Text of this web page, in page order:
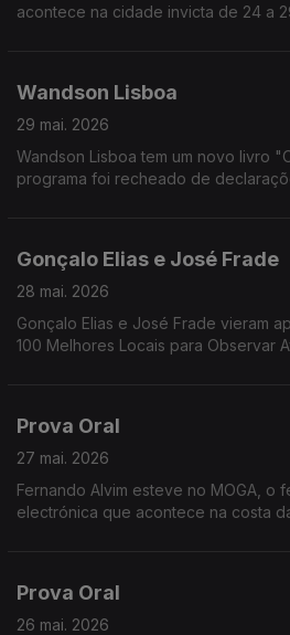
acontece na cidade invicta de 24 a
Wandson Lisboa
29 mai. 2026
Wandson Lisboa tem um novo livro
programa foi recheado de
Gonçalo Elias e José Frade
28 mai. 2026
Gonçalo Elias e José Frade vieram
100 Melhores Locais para Observar
Prova Oral
27 mai. 2026
Fernando Alvim esteve no MOGA, o
electrónica que acontece na costa
Prova Oral
26 mai. 2026